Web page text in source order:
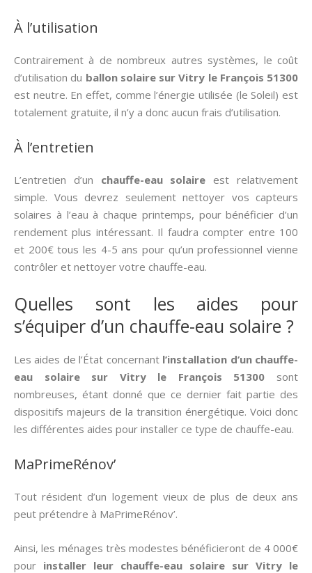
À l’utilisation
Contrairement à de nombreux autres systèmes, le coût
d’utilisation du ballon solaire sur Vitry le François 51300
est neutre. En effet, comme l’énergie utilisée (le Soleil) est
totalement gratuite, il n’y a donc aucun frais d’utilisation.
À l’entretien
L’entretien d’un chauffe-eau solaire est relativement
simple. Vous devrez seulement nettoyer vos capteurs
solaires à l’eau à chaque printemps, pour bénéficier d’un
rendement plus intéressant. Il faudra compter entre 100
et 200€ tous les 4-5 ans pour qu’un professionnel vienne
contrôler et nettoyer votre chauffe-eau.
Quelles sont les aides pour
s’équiper d’un chauffe-eau solaire ?
Les aides de l’État concernant l’installation d’un chauffe-
eau solaire sur Vitry le François 51300 sont
nombreuses, étant donné que ce dernier fait partie des
dispositifs majeurs de la transition énergétique. Voici donc
les différentes aides pour installer ce type de chauffe-eau.
MaPrimeRénov’
Tout résident d’un logement vieux de plus de deux ans
peut prétendre à MaPrimeRénov’.
Ainsi, les ménages très modestes bénéficieront de 4 000€
pour installer leur chauffe-eau solaire sur Vitry le